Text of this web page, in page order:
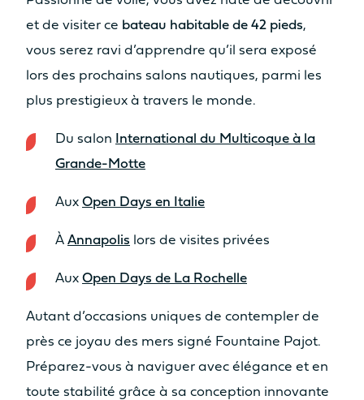
et de visiter ce bateau habitable de 42 pieds,
vous serez ravi d’apprendre qu’il sera exposé
lors des prochains salons nautiques, parmi les
plus prestigieux à travers le monde.
Du salon
International du Multicoque à la
Grande-Motte
Aux Open Days en Italie
À Annapolis lors de visites privées
Aux Open Days de La Rochelle
Autant d’occasions uniques de contempler de
près ce joyau des mers signé Fountaine Pajot.
Préparez-vous à naviguer avec élégance et en
toute stabilité grâce à sa conception innovante
2 x 25 kW /
INFORMATIONS
TECHNIQUES
PRÉS (GV+GÉNOIS)
SURFACE GENNAKER/SPI
120m² 130m²